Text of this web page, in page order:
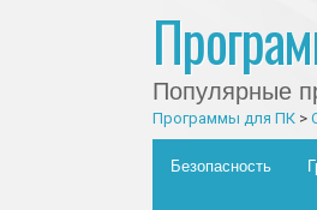
Популярные
Программы для ПК>
Главное меню
Skip to content
Безопасность